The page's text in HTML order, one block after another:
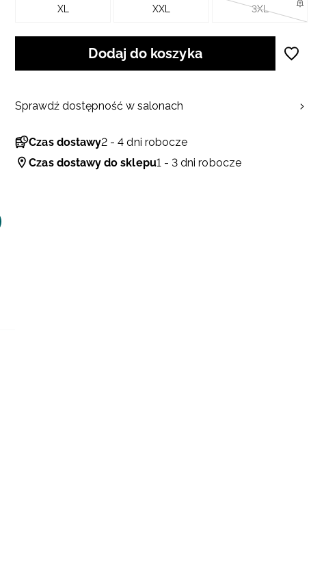
XL XXL 3XL
Dodaj do koszyka
Czas dostawy2 - 4 dni robocze
Czas dostawy do sklepu1 - 3 dni robocze
Sprawdź dostępność w salonach